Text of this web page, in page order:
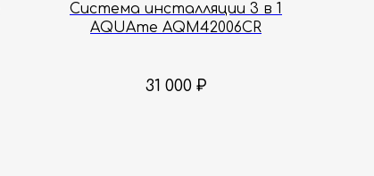
Система инсталляции 3 в 1
AQUAme AQM42006CR
31 000 ₽